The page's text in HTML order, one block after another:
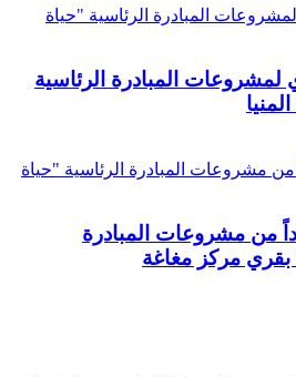
لمشروعات المبادرة الرئاسية
من مشروعات المبادرة
بقري مركز مغاغة